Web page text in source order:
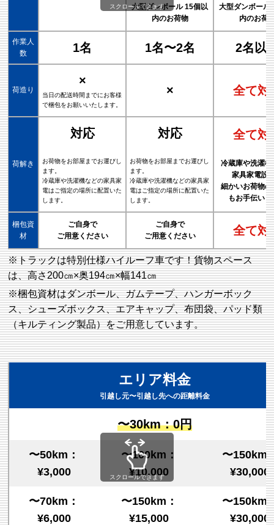
大型ダンボール 15個以
内のお荷物
大型ダンボール
内のお荷
作業人
数
1名 1名〜2名 2名以
荷造り
×
当日の配送時間までにお客様
で梱包をお願いいたします。
× 全て対
荷解き
対応
お荷物をお部屋までお運びし
ます。
冷蔵庫や洗濯機などの家具家
電はご指定の場所に配置いた
します。
対応
お荷物をお部屋までお運びし
ます。
冷蔵庫や洗濯機などの家具家
電はご指定の場所に配置いた
します。
全て対
冷蔵庫や洗濯機
家具家電設
細かいお荷物の
もお手伝いし
梱包資
材
ご自身で
ご用意ください
ご自身で
ご用意ください
全て対
スクロールできます
※トラックは特別仕様ハイルーフ車です！貨物スペース
は、高さ200㎝×奥194㎝×幅141㎝
※梱包資材はダンボール、ガムテープ、ハンガーボック
ス、シューズボックス、エアキャップ、布団袋、パッド類
（キルティング製品）をご用意しています。
エリア料金
引越し元〜引越し先への距離料金
〜30km：0円
〜50km：
¥3,000
〜100km：
¥10,000
〜150km
¥30,000
〜70km：
¥6,000
〜150km：
¥15,000
〜150km
¥30,000
スクロールできます